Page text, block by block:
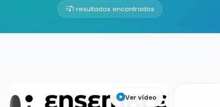
1 resultados encontrados
Buscador de músicos
Ver vídeo